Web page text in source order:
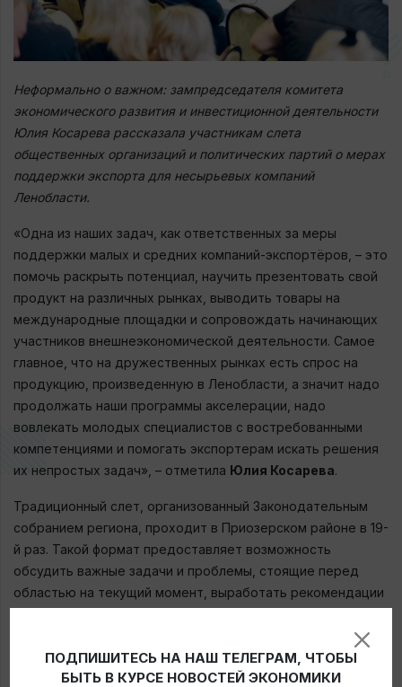
Неформально о важном: зампредседателя комитета
экономического развития и инвестиционной деятельности
Юлия Косарева рассказала участникам слета
общественных организаций и политических партий о мерах
поддержки экспорта для несырьевых компаний
Ленобласти.
«Одна из наших задач, как ответственных за меры
поддержки малых и средних компаний-экспортёров, – это
помочь раскрыть потенциал, научить презентовать свой
продукт на различных рынках, выводить товары на
международные площадки и сопровождать начинающих
участников внешнеэкономической деятельности. Самое
главное, что на дружественных рынках есть спрос на
продукцию, произведенную в Ленобласти, а значит надо
продолжать наши программы акселерации, надо
вовлекать молодых специалистов с востребованными
компетенциями и помогать экспортерам искать решения
их непростых задач», – отметила Юлия Косарева.
Традиционный слет, организованный Законодательным
собранием региона, проходит в Приозерском районе в 19-
й раз. Такой формат предоставляет возможность
обсудить важные задачи и проблемы, стоящие перед
областью на текущий момент, выработать рекомендации
ПОДПИШИТЕСЬ НА НАШ ТЕЛЕГРАМ, ЧТОБЫ
БЫТЬ В КУРСЕ НОВОСТЕЙ ЭКОНОМИКИ